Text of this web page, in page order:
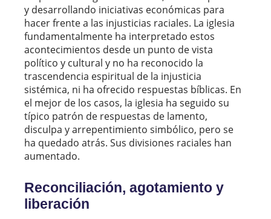
y desarrollando iniciativas económicas para
hacer frente a las injusticias raciales. La iglesia
fundamentalmente ha interpretado estos
acontecimientos desde un punto de vista
político y cultural y no ha reconocido la
trascendencia espiritual de la injusticia
sistémica, ni ha ofrecido respuestas bíblicas. En
el mejor de los casos, la iglesia ha seguido su
típico patrón de respuestas de lamento,
disculpa y arrepentimiento simbólico, pero se
ha quedado atrás. Sus divisiones raciales han
aumentado.
Reconciliación, agotamiento y
liberación